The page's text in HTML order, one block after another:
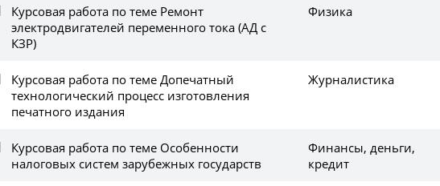
Курсовая работа по теме Ремонт
электродвигателей переменного тока (АД с
КЗР)
Физика
Курсовая работа по теме Допечатный
технологический процесс изготовления
печатного издания
Журналистика
Курсовая работа по теме Особенности
налоговых систем зарубежных государств
Финансы, деньги,
кредит